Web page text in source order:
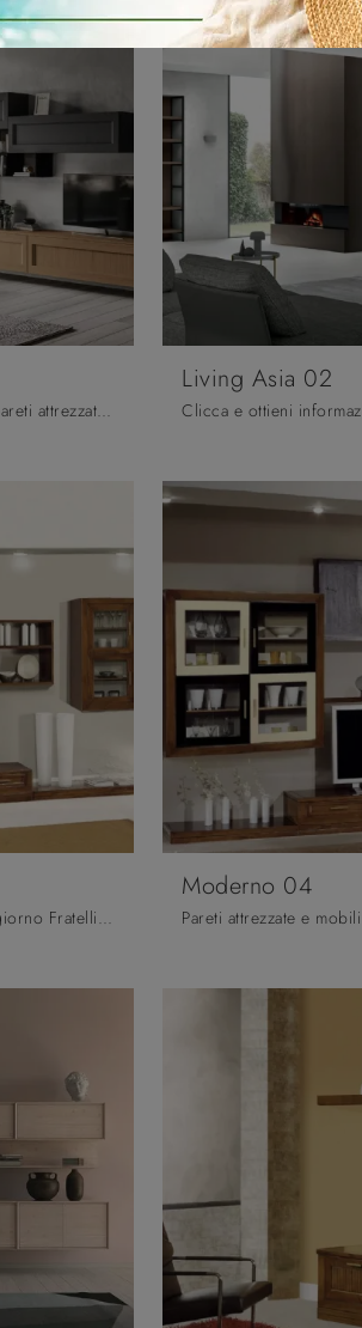
Se desideri mobili giorno e pareti attrezzate classiche, prediligi il modello Living Frida 02 di Arredo3: clicca e scopri di più!
Living Asia 02
Pareti attrezzate e mobili soggiorno Fratelli Mirandola: clicca e scopri il modello Moderno 05 e potrai arricchire stanze classiche di ogni genere.
Moderno 04